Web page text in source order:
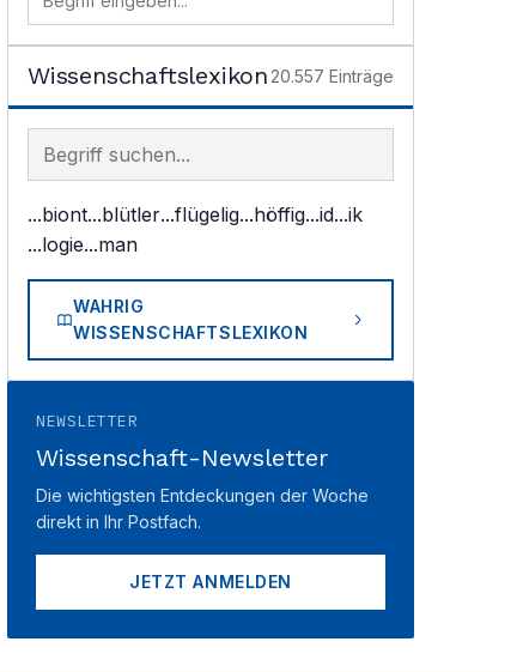
Wissenschaftslexikon 20.557 Einträge
Begriff im Lexikon suchen
...biont...blütler...flügelig...höffig...id...ik
...logie...man
WAHRIG
WISSENSCHAFTSLEXIKON
NEWSLETTER
Wissenschaft-Newsletter
Die wichtigsten Entdeckungen der Woche
direkt in Ihr Postfach.
JETZT ANMELDEN